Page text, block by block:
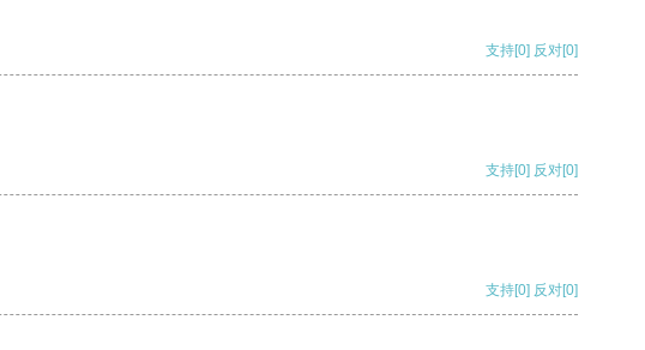
支持[0] 反对[0]
支持[0] 反对[0]
支持[0] 反对[0]